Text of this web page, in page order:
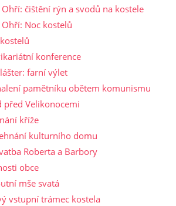
čištění rýn a svodů na kostele
Noc kostelů
konference
farní výlet
pamětníku obětem komunismu
před Velikonocemi
kříže
kulturního domu
Roberta a Barbory
obce
mše svatá
vstupní trámec kostela